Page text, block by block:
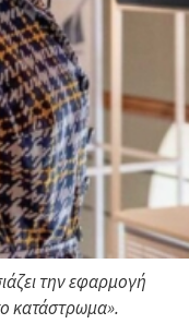
την εφαρμογή
κατάστρωμα».